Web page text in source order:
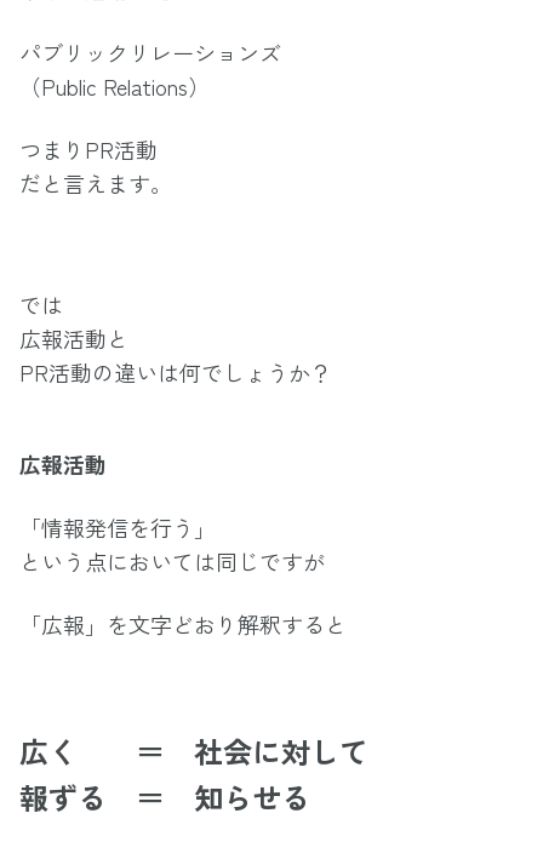
パブリックリレーションズ
（Public Relations）
つまりPR活動
だと言えます。
では
広報活動と
PR活動の違いは何でしょうか？
広報活動
「情報発信を行う」
という点においては同じですが
「広報」を文字どおり解釈すると
広く ＝ 社会に対して
報ずる ＝ 知らせる